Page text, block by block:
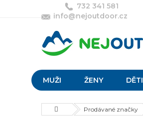
732 341 581
info@nejoutdoor.cz
MUŽI ŽENY DĚTI
DomůProdávané značky